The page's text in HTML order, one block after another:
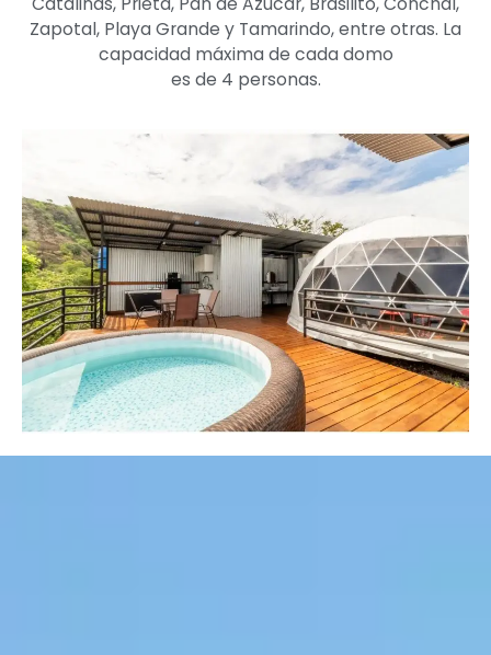
Zapotal, Playa Grande y Tamarindo, entre otras. La
capacidad máxima de cada domo
es de 4 personas.